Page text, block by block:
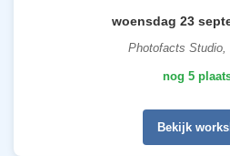
woensdag 23
Photofacts Studio,
nog 5
Bekijk